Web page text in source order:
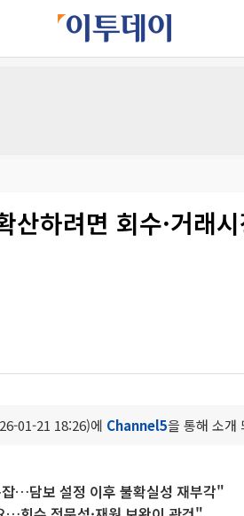
하려면 회수·거래
01-21 18:26)에 Channel5을 통해 소개
…담보 설정 이후 불확실성 재부각"